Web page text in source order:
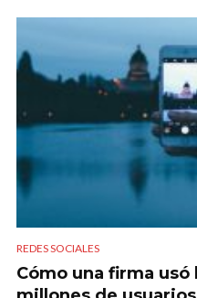
REDES SOCIALES
Cómo una firma usó